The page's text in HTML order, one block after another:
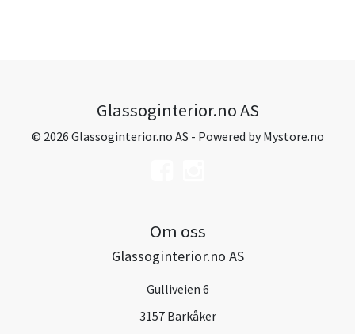
Glassoginterior.no AS
© 2026 Glassoginterior.no AS - Powered byMystore.no
Om oss
Glassoginterior.no AS
Gulliveien 6
3157 Barkåker